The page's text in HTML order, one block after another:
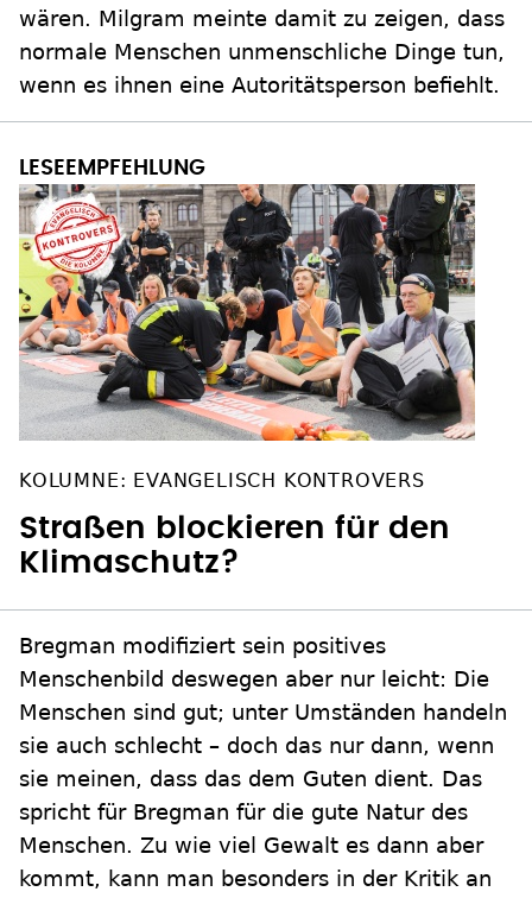
wären. Milgram meinte damit zu zeigen, dass
normale Menschen unmenschliche Dinge tun,
wenn es ihnen eine Autoritätsperson befiehlt.
KOLUMNE: EVANGELISCH KONTROVERS
Straßen blockieren für den
Klimaschutz?
Bregman modifiziert sein positives
Menschenbild deswegen aber nur leicht: Die
Menschen sind gut; unter Umständen handeln
sie auch schlecht – doch das nur dann, wenn
sie meinen, dass das dem Guten dient. Das
spricht für Bregman für die gute Natur des
Menschen. Zu wie viel Gewalt es dann aber
kommt, kann man besonders in der Kritik an